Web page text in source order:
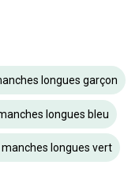
longues garçon
longues bleu
manches longues vert